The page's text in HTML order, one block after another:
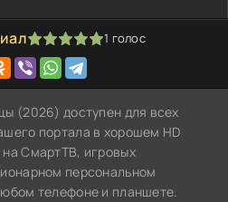
1 голос
(2026) доступен для всех
портала в хорошем HD
на СмартТВ, игровых
персональном
телефоне и планшете.